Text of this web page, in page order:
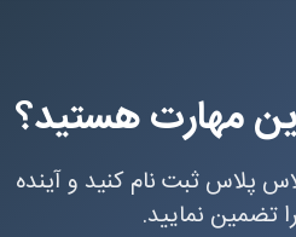
مهارت هستید؟
پلاس ثبت نام کنید و آینده
تضمین نمایید.